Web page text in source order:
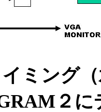
ミング
２に